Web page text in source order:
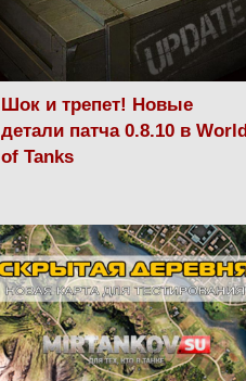
Шок и трепет! Новые
детали патча 0.8.10 в World
of Tanks